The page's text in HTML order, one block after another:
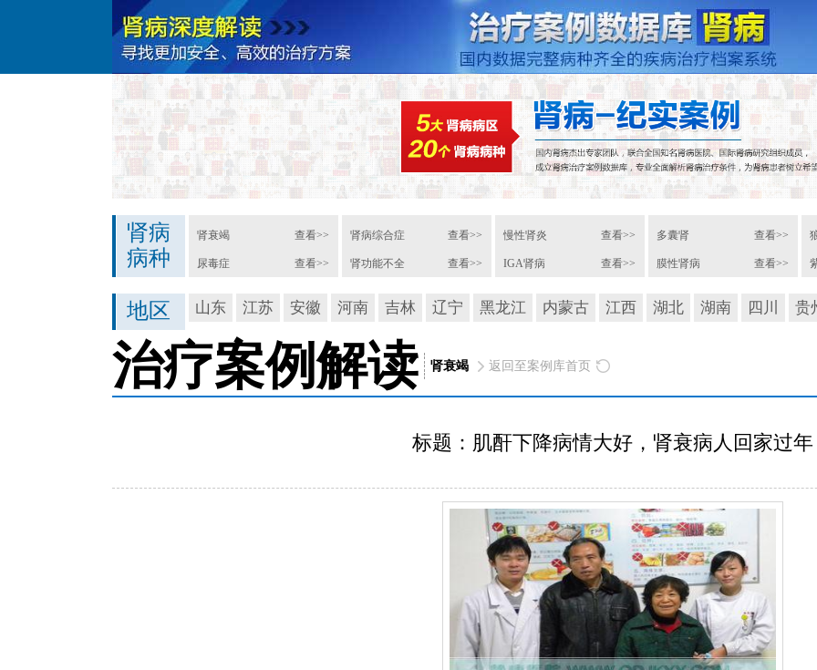
肾病
病种
肾衰竭 查看>>
尿毒症 查看>>
肾病综合症 查看>>
肾功能不全 查看>>
慢性肾炎 查看>>
IGA肾病 查看>>
多囊肾 查看>>
膜性肾病 查看>>
地区 山东 江苏 安徽 河南 吉林 辽宁 黑龙江 内蒙古 江西 湖北 湖南 四川 贵
治疗案例解读 肾衰竭 返回至案例库首页
标题：肌酐下降病情大好，肾衰病人回家过年